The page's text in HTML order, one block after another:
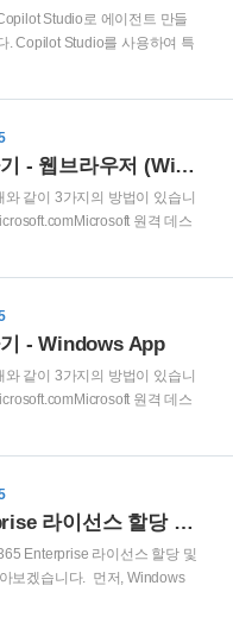
않았습니다." 헉.. Microsoft 의
요? 아닙니다. 당..
Studio로 에이전트 만들
. Copilot Studio를 사용하여 특
문에 응답을 하는 에이전트를
후 '다음' 을 클릭 합니다.cf) 처
'Copilot Studio를 시작합니다!
단간 환경을 제공합니다. 첫
릿으로 시작하세요.' 안내 창..
Windows 365 접속하기 - 웹브라우저 (Windows365.microsoft.com)
같이 3가지의 방법이 있습니
원격 데스
365 접속하기 - 웹브라우
'다음' 을 클릭 합니다. 암호
인' 을 클릭 합니다. 로그인 상
를 줄이려면 '예' 를 클릭 하면
서 사용할..
- Windows App
같이 3가지의 방법이 있습니
원격 데스
365 접속하기 - Windows
을 검색합니다. 그리고 검색
다. Windows App 화면에서,
' 를 클릭 합니다. Microsoft
Windows 365 Enterprise 라이선스 할당 및 정책 프로비전
Enterprise 라이선스 할당 및
보겠습니다. 먼저, Windows
선스를 할당하겠습니